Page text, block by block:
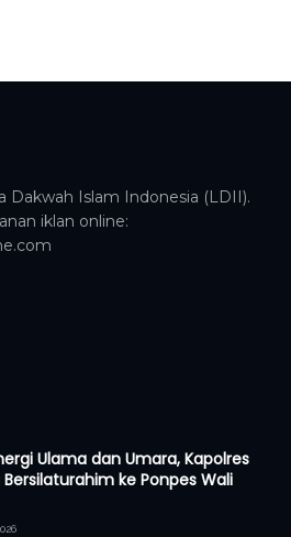
Dakwah Islam Indonesia (LDII).
iklan online:
Ulama dan Umara, Kapolres
Bersilaturahim ke Ponpes Wali